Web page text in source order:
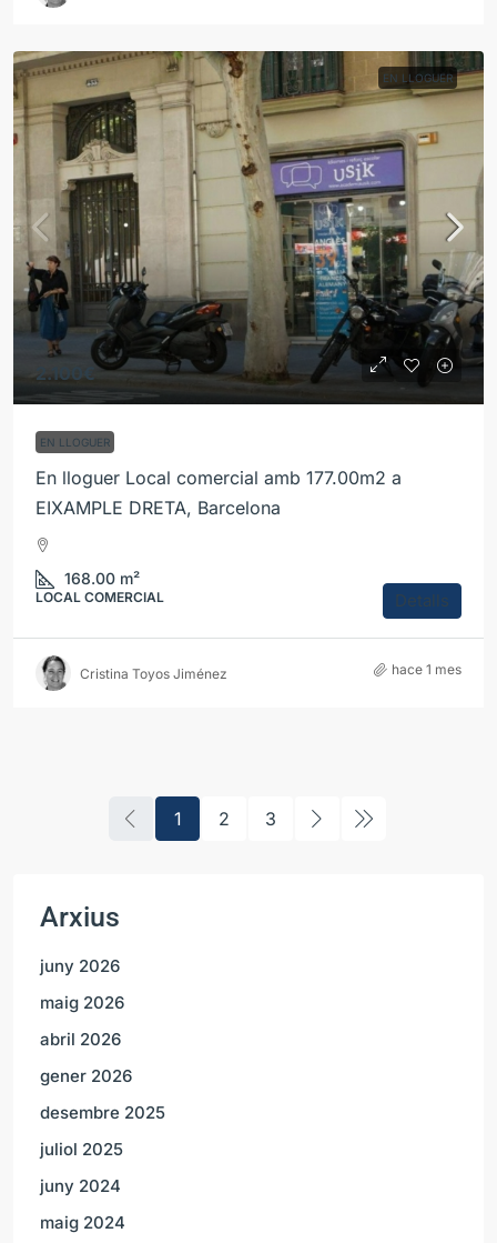
EN LLOGUER
2.100€
EN LLOGUER
En lloguer Local comercial amb 177.00m2 a
EIXAMPLE DRETA, Barcelona
168.00 m²
LOCAL COMERCIAL Detalls
Cristina Toyos Jiménez hace 1 mes
1 2 3
Arxius
juny 2026
maig 2026
abril 2026
gener 2026
desembre 2025
juliol 2025
juny 2024
maig 2024